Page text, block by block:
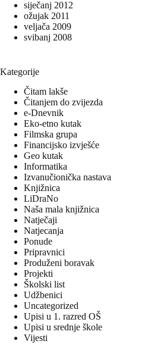
siječanj 2012
ožujak 2011
veljača 2009
svibanj 2008
Kategorije
Čitam lakše
Čitanjem do zvijezda
e-Dnevnik
Eko-etno kutak
Filmska grupa
Financijsko izvješće
Geo kutak
Informatika
Izvanučionička nastava
Knjižnica
LiDraNo
Naša mala knjižnica
Natječaji
Natjecanja
Ponude
Pripravnici
Produženi boravak
Projekti
Školski list
Udžbenici
Uncategorized
Upisi u 1. razred OŠ
Upisi u srednje škole
Vijesti